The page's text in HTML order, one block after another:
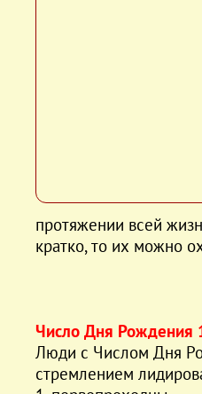
протяжении всей
кратко, то их можно
Число Дня Рождения
Люди с Числом Дня
стремлением